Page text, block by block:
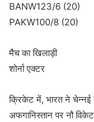
BANW123/6 (20)
PAKW100/8 (20)
मैच का खिलाड़ी
शोर्ना एक्टर
क्रिकेट में, भारत ने
अफगानिस्तान पर नौ